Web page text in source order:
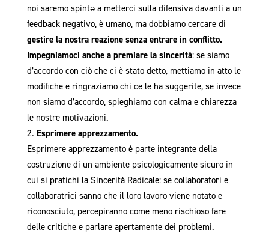
noi saremo spintǝ a metterci sulla difensiva davanti a un
feedback negativo, è umano, ma dobbiamo cercare di
gestire la nostra reazione senza entrare in conflitto.
Impegniamoci anche a premiare la sincerità: se siamo
d’accordo con ciò che ci è stato detto, mettiamo in atto le
modifiche e ringraziamo chi ce le ha suggerite, se invece
non siamo d’accordo, spieghiamo con calma e chiarezza
le nostre motivazioni.
Esprimere apprezzamento.
Esprimere apprezzamento è parte integrante della
costruzione di un ambiente psicologicamente sicuro in
cui si pratichi la Sincerità Radicale: se collaboratori e
collaboratrici sanno che il loro lavoro viene notato e
riconosciuto, percepiranno come meno rischioso fare
delle critiche e parlare apertamente dei problemi.